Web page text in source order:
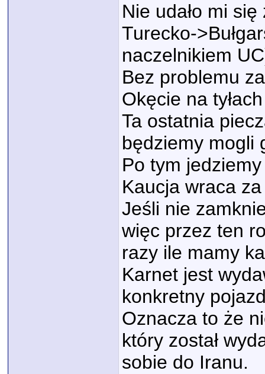
Nie udało mi
Turecko-
naczelnikiem
Bez problemu
Okęcie na
Ta ostatnia
będziemy mogli
Po tym
Kaucja wraca
Jeśli nie
więc przez ten
razy ile mamy
Karnet jest
konkretny
Oznacza to że
który został
sobie do Iranu.